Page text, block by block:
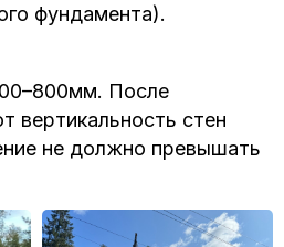
фундамента).
После
вертикальность стен
не должно превышать